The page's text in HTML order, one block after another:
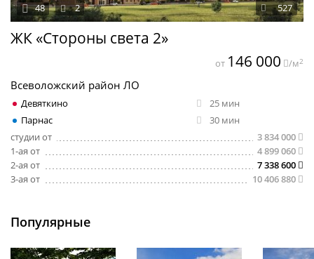
ЖК «Стороны света 2»
527
48 2
Всеволожский район ЛО
Девяткино
25 мин
Парнас
30 мин
студии от
3 834 000
1-ая от
4 899 060
2-ая от
7 338 600
3-ая от
10 406 880
от 146 000 /м2
Популярные